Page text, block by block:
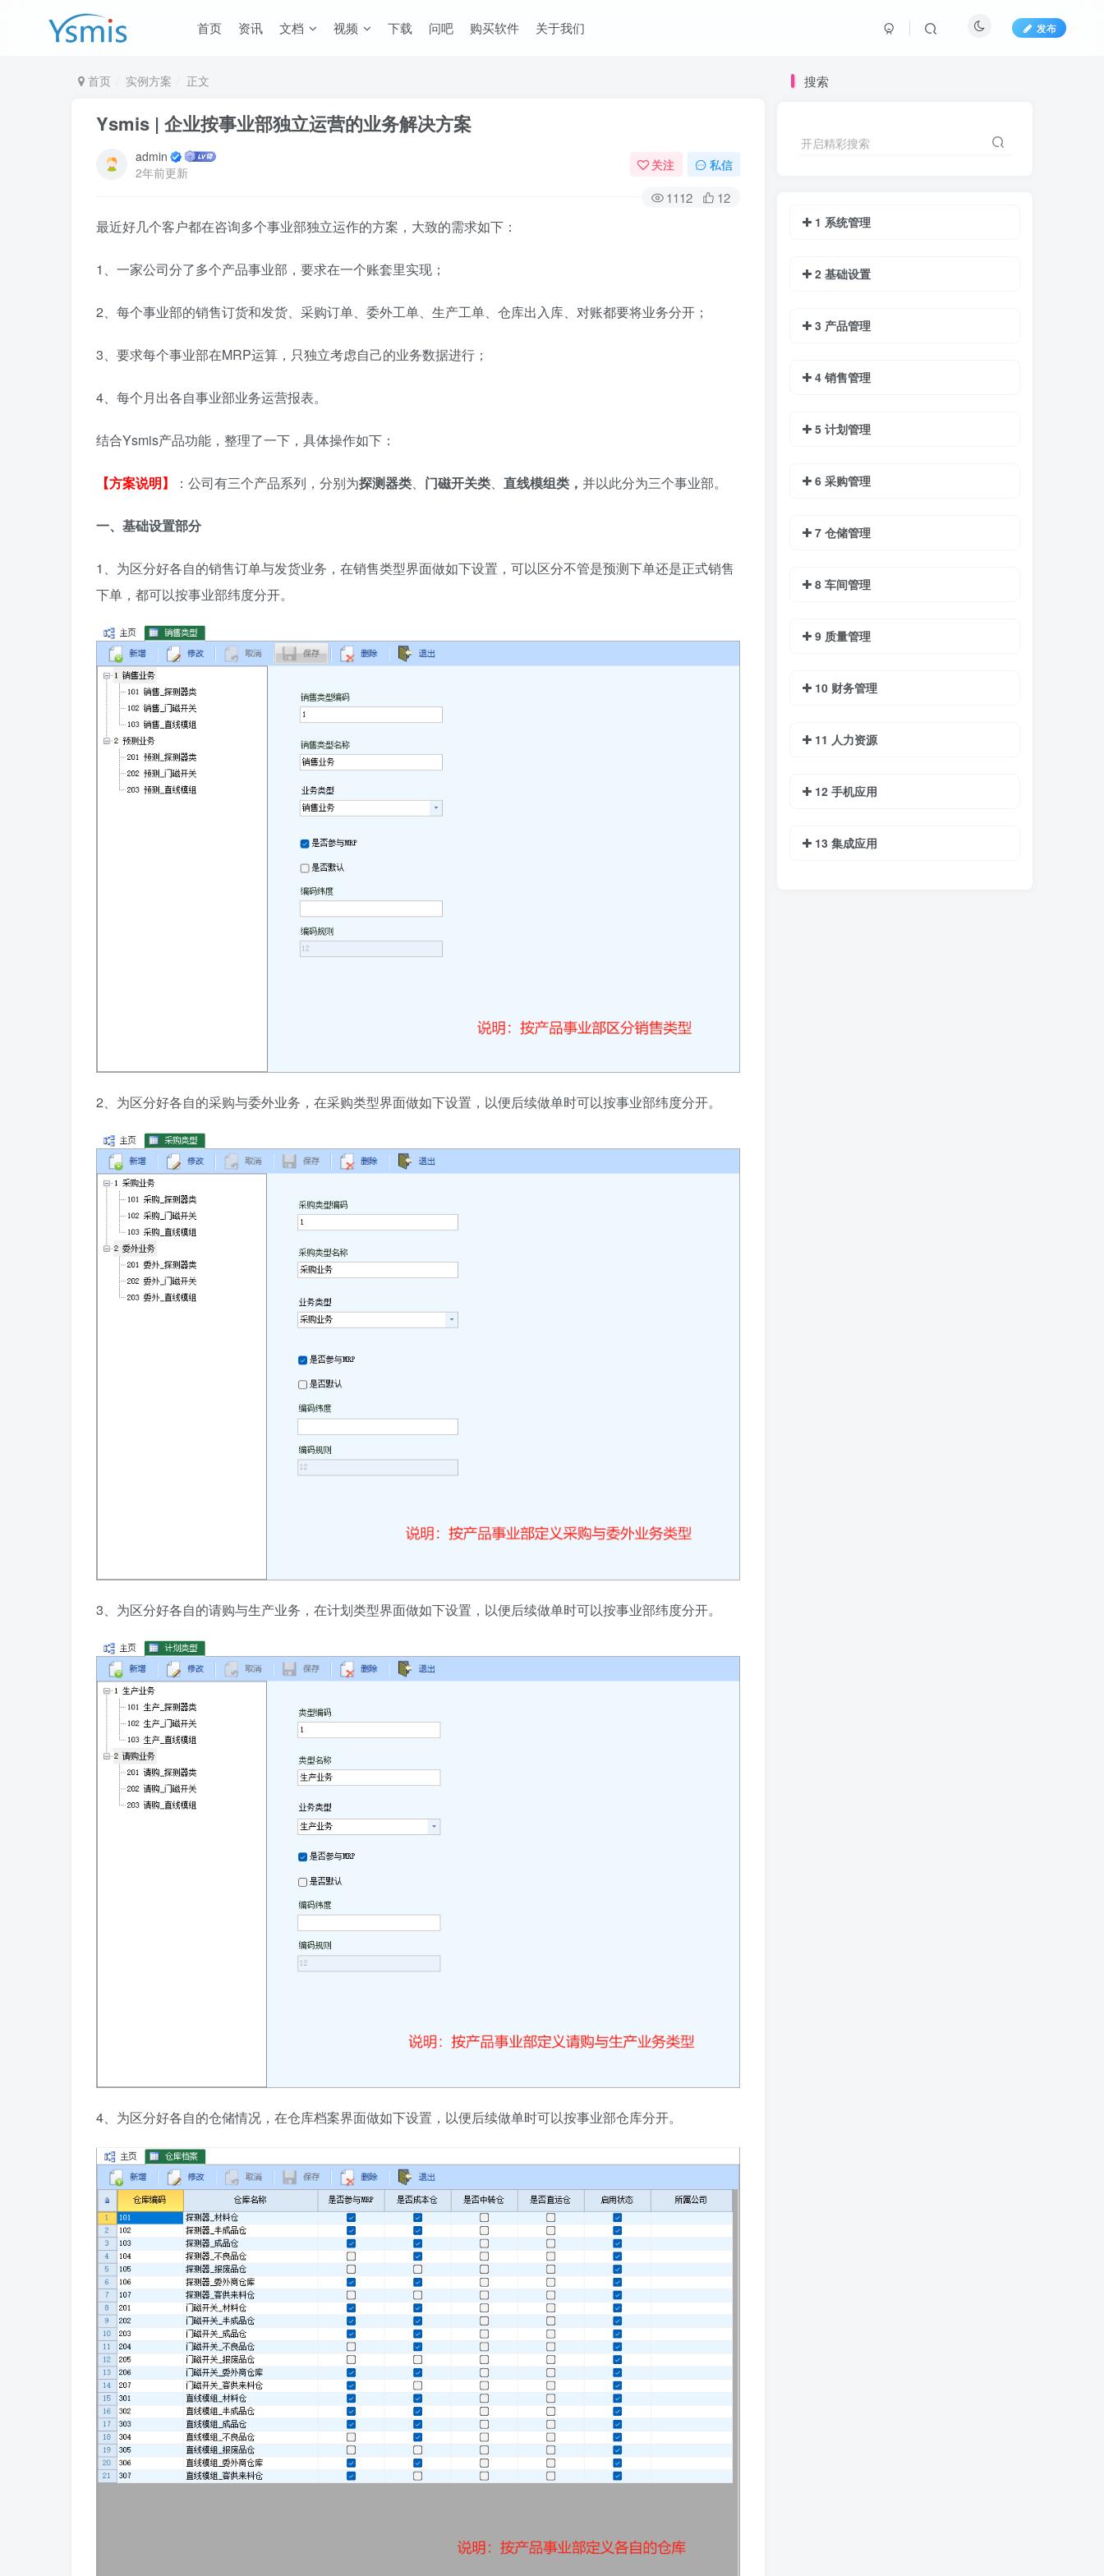
首页 资讯 文档 视频 下载 问吧 购买软件 关于我们 发布
首页 实例方案 正文
Ysmis | 企业按事业部独立运营的业务解决方案
admin
2年前更新
关注 私信
1112 12
最近好几个客户都在咨询多个事业部独立运作的方案，大致的需求如下：
1、一家公司分了多个产品事业部，要求在一个账套里实现；
2、每个事业部的销售订货和发货、采购订单、委外工单、生产工单、仓库出入库、对账都要将业务分开；
3、要求每个事业部在MRP运算，只独立考虑自己的业务数据进行；
4、每个月出各自事业部业务运营报表。
结合Ysmis产品功能，整理了一下，具体操作如下：
【方案说明】 ：公司有三个产品系列，分别为探测器类、 门磁开关类、 直线模组类， 并以此分为三个事业部。
一、基础设置部分
1、为区分好各自的销售订单与发货业务，在销售类型界面做如下设置，可以区分不管是预测下单还是正式销售
下单，都可以按事业部纬度分开。
2、为区分好各自的采购与委外业务，在采购类型界面做如下设置，以便后续做单时可以按事业部纬度分开。
3、为区分好各自的请购与生产业务，在计划类型界面做如下设置，以便后续做单时可以按事业部纬度分开。
4、为区分好各自的仓储情况，在仓库档案界面做如下设置，以便后续做单时可以按事业部仓库分开。
搜索
开启精彩搜索
1 系统管理
2 基础设置
3 产品管理
4 销售管理
5 计划管理
6 采购管理
7 仓储管理
8 车间管理
9 质量管理
10 财务管理
11 人力资源
12 手机应用
13 集成应用